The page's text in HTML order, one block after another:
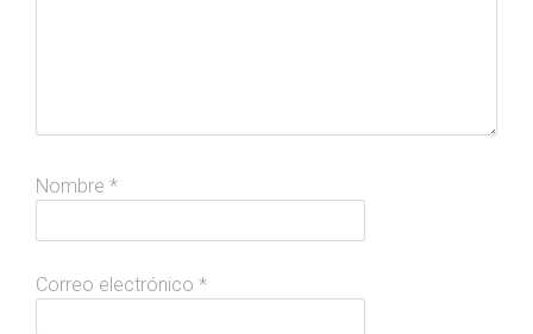
Nombre *
Correo electrónico *